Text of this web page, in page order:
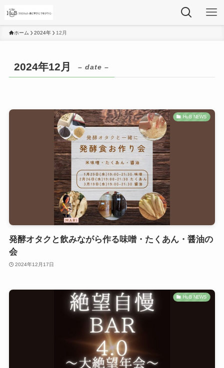
ホーム 2024年 12月
2024年12月 – date –
HuB NEWS
発酵オタクと飲みながら作る味噌・たくあん・醤油の
会
2024年12月17日
HuB NEWS